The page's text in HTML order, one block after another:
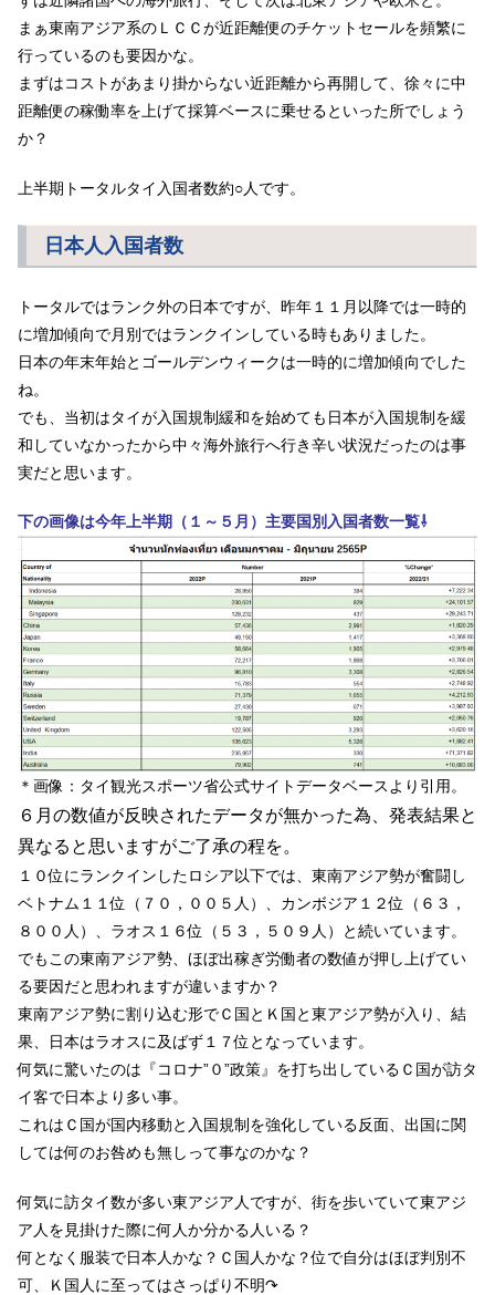
まぁ東南アジア系のＬＣＣが近距離便のチケットセールを頻繁に
行っているのも要因かな。
まずはコストがあまり掛からない近距離から再開して、徐々に中
距離便の稼働率を上げて採算ベースに乗せるといった所でしょう
か？
上半期トータルタイ入国者数約○人です。
日本人入国者数
トータルではランク外の日本ですが、昨年１１月以降では一時的
に増加傾向で月別ではランクインしている時もありました。
日本の年末年始とゴールデンウィークは一時的に増加傾向でした
ね。
でも、当初はタイが入国規制緩和を始めても日本が入国規制を緩
和していなかったから中々海外旅行へ行き辛い状況だったのは事
実だと思います。
下の画像は今年上半期（１～５月）主要国別入国者数一覧⇩
＊画像：タイ観光スポーツ省公式サイトデータベースより引用。
６月の数値が反映されたデータが無かった為、発表結果と
異なると思いますがご了承の程を。
１０位にランクインしたロシア以下では、東南アジア勢が奮闘し
ベトナム１１位（７０，００５人）、カンボジア１２位（６３，
８００人）、ラオス１６位（５３，５０９人）と続いています。
でもこの東南アジア勢、ほぼ出稼ぎ労働者の数値が押し上げてい
る要因だと思われますが違いますか？
東南アジア勢に割り込む形でＣ国とＫ国と東アジア勢が入り、結
果、日本はラオスに及ばず１７位となっています。
何気に驚いたのは『コロナ”０”政策』を打ち出しているＣ国が訪タ
イ客で日本より多い事。
これはＣ国が国内移動と入国規制を強化している反面、出国に関
しては何のお咎めも無しって事なのかな？
何気に訪タイ数が多い東アジア人ですが、街を歩いていて東アジ
ア人を見掛けた際に何人か分かる人いる？
何となく服装で日本人かな？Ｃ国人かな？位で自分はほぼ判別不
可、Ｋ国人に至ってはさっぱり不明↷